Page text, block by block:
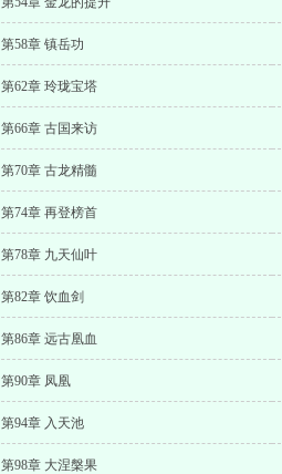
第58章 镇岳功
第62章 玲珑宝塔
第66章 古国来访
第70章 古龙精髓
第74章 再登榜首
第78章 九天仙叶
第82章 饮血剑
第86章 远古凰血
第90章 凤凰
第94章 入天池
第98章 大涅槃果